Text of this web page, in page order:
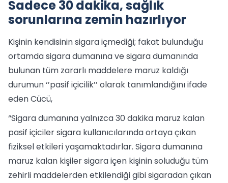
Sadece 30 dakika, sağlık
sorunlarına zemin hazırlıyor
Kişinin kendisinin sigara içmediği; fakat bulunduğu
ortamda sigara dumanına ve sigara dumanında
bulunan tüm zararlı maddelere maruz kaldığı
durumun ‘’pasif içicilik’’ olarak tanımlandığını ifade
eden Cücü,
“Sigara dumanına yalnızca 30 dakika maruz kalan
pasif içiciler sigara kullanıcılarında ortaya çıkan
fiziksel etkileri yaşamaktadırlar. Sigara dumanına
maruz kalan kişiler sigara içen kişinin soluduğu tüm
zehirli maddelerden etkilendiği gibi sigaradan çıkan